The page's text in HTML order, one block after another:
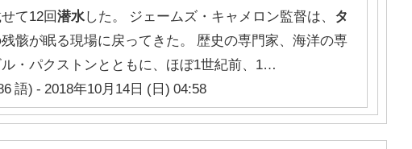
て12回潜水 した。 ジェームズ・キャメロン監督は、 タ
骸が眠る現場に戻ってきた。 歴史の専門家、海洋の専
・パクストンとともに、ほぼ1世紀前、1…
語) - 2018年10月14日 (日) 04:58